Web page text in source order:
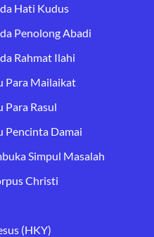
Hati Kudus
Penolong Abadi
Rahmat Ilahi
Para Mailaikat
Para Rasul
Pencinta Damai
Simpul Masalah
Christi
(HKY)